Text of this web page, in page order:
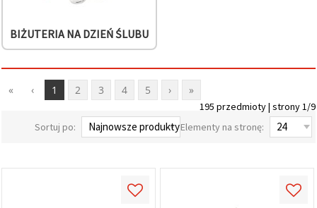
BIŻUTERIA NA DZIEŃ ŚLUBU
« ‹ 1 2 3 4 5 › »
195 przedmioty | strony 1/9
Sortuj po:
Elementy na stronę: